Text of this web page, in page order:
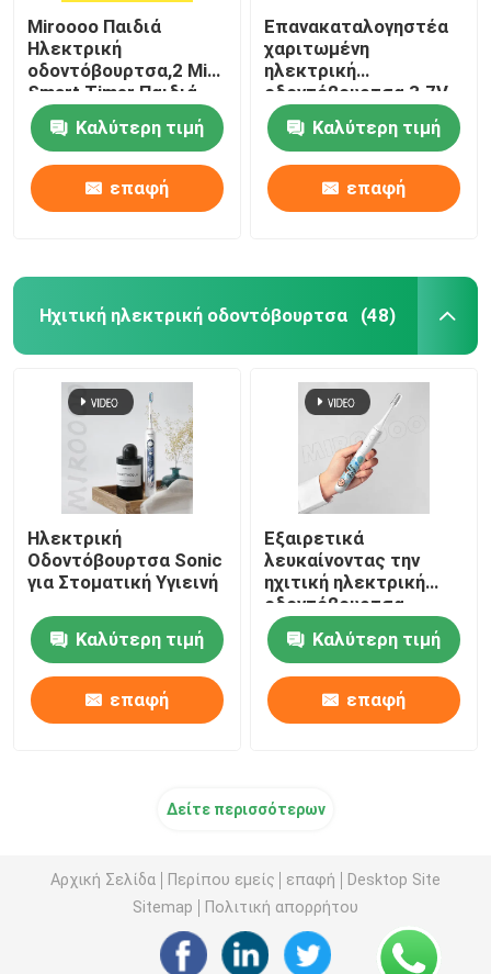
Miroooo Παιδιά
Ηλεκτρική
οδοντόβουρτσα,2 Min
Smart Timer Παιδιά
Ηλεκτρική
οδοντόβουρτσα
Καλύτερη τιμή
επαφή
Επανακαταλογηστέα
χαριτωμένη
ηλεκτρική
οδοντόβουρτσα 3.7V
παιδιών αδιάβροχη με
4 τρόπουςΚαλύτερη τιμή
επαφή
Ηχιτική ηλεκτρική οδοντόβουρτσα (48)
Ηλεκτρική
Οδοντόβουρτσα Sonic
για Στοματική Υγιεινή
Καλύτερη τιμή
επαφή
Εξαιρετικά
λευκαίνοντας την
ηχιτική ηλεκτρική
οδοντόβουρτσα
18000 ταινία Γ VPM
που χρεώνει με 3
τρόπους
Καλύτερη τιμή
επαφή
Δείτε περισσότερων
Αρχική Σελίδα Περίπου εμείς επαφή
Desktop Site
Sitemap
Πολιτική απορρήτου